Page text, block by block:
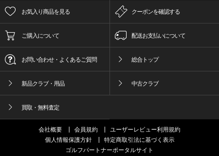
お気入り商品を見る クーポンを確認する
ご購入について 配送お支払いについて
お問い合わせ・よくあるご質問 総合トップ
新品クラブ・用品 中古クラブ
買取・無料査定
会社概要 会員規約
ユーザーレビュー利用規約
個人情報保護方針
特定商取引法に基づく表示
ゴルフパートナーポータルサイト